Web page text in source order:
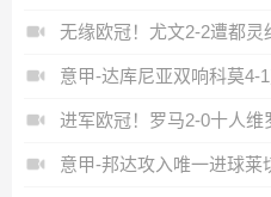
意甲-达库尼亚双响科莫4-
意甲-邦达攻入唯一进球莱